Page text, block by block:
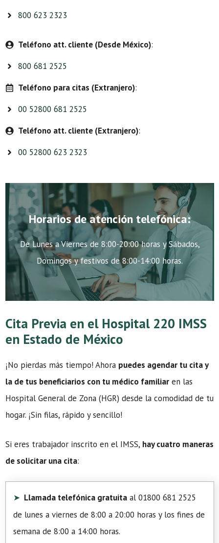
800 623 2323
Teléfono att. cliente (Desde México):
800 681 2525
Teléfono para citas (Extranjero):
00 52800 681 2525
Teléfono att. cliente (Extranjero):
00 52800 623 2323
Horarios de atención telefónica:
De Lunes a Viernes de 8:00-20:00 horas y Sábados,
Domingos y festivos de 8:00-14:00 horas.
Cita Previa en el Hospital 220 IMSS
en Estado de México
¡No pierdas más tiempo! Ahora puedes agendar tu cita y
la de tus beneficiarios con tu médico familiar en las
Hospital General de Zona (HGR) desde la comodidad de tu
hogar. ¡Sin filas, rápido y sencillo!
Si eres trabajador inscrito en el IMSS, hay cuatro maneras
de solicitar una cita:
Llamada telefónica gratuita al 01800 681 2525
de lunes a viernes de 8:00 a 20:00 horas y los fines de
semana de 8:00 a 14:00 horas.